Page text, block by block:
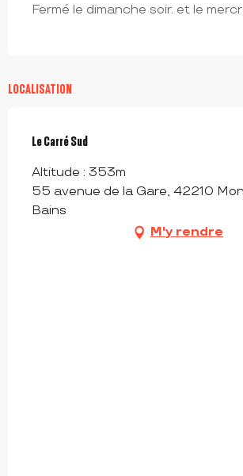
Fermé le dimanche soir. et le
LOCALISATION
Le Carré Sud
Altitude : 353m
55 avenue de la Gare, 42210
Bains
M'y rendre